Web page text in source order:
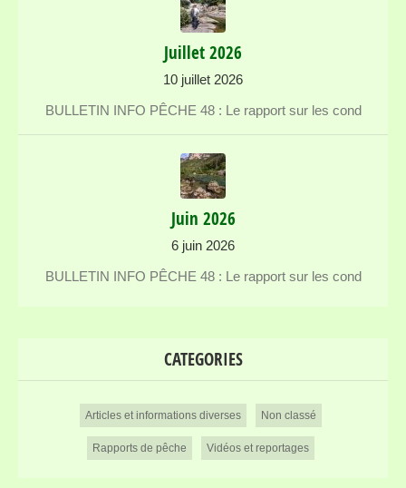
Juillet 2026
10 juillet 2026
BULLETIN INFO PÊCHE 48 : Le rapport sur les cond
Juin 2026
6 juin 2026
BULLETIN INFO PÊCHE 48 : Le rapport sur les cond
CATEGORIES
Articles et informations diverses Non classé
Rapports de pêche Vidéos et reportages